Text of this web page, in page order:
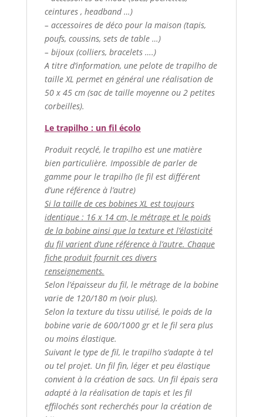
ceintures , headband …)
– accessoires de déco pour la maison (tapis,
poufs, coussins, sets de table …)
– bijoux (colliers, bracelets ….)
A titre d’information, une pelote de trapilho de
taille XL permet en général une réalisation de
50 x 45 cm (sac de taille moyenne ou 2 petites
corbeilles).
Le trapilho : un fil écolo
Produit recyclé, le trapilho est une matière
bien particulière. Impossible de parler de
gamme pour le trapilho (le fil est différent
d’une référence à l’autre)
Si la taille de ces bobines XL est toujours
identique : 16 x 14 cm, le métrage et le poids
de la bobine ainsi que la texture et l’élasticité
du fil varient d’une référence à l’autre. Chaque
fiche produit fournit ces divers
renseignements.
Selon l’épaisseur du fil, le métrage de la bobine
varie de 120/180 m (voir plus).
Selon la texture du tissu utilisé, le poids de la
bobine varie de 600/1000 gr et le fil sera plus
ou moins élastique.
Suivant le type de fil, le trapilho s’adapte à tel
ou tel projet. Un fil fin, léger et peu élastique
convient à la création de sacs. Un fil épais sera
adapté à la réalisation de tapis et les fil
effilochés sont recherchés pour la création de